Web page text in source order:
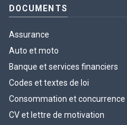
DOCUMENTS
Assurance
Auto et moto
Banque et services financiers
Codes et textes de loi
Consommation et concurrence
CV et lettre de motivation